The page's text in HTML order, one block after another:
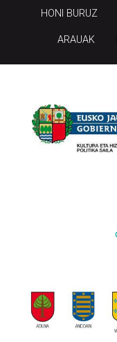
HONI BURUZ
ARAUAK